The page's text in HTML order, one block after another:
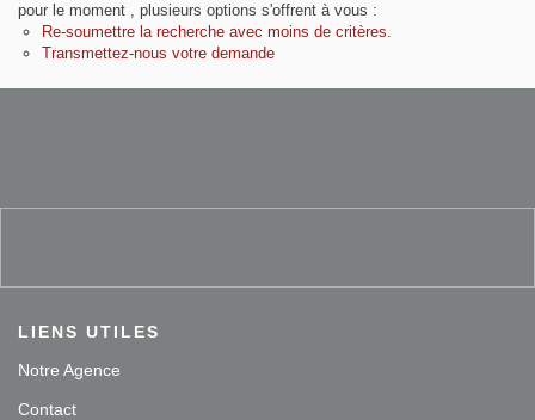
Estimation
Avis clients
Transport/Cars pour le moment , plusieurs options s'offrent à
vous :
Re-soumettre la recherche avec moins de critères.